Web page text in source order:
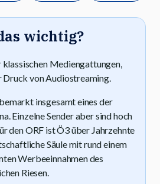
wichtig?
klassischen Mediengattungen,
Druck von Audiostreaming.
insgesamt eines der
Einzelne Sender aber sind hoch
den ORF ist Ö3 über Jahrzehnte
Säule mit rund einem
Werbeeinnahmen des
Riesen.